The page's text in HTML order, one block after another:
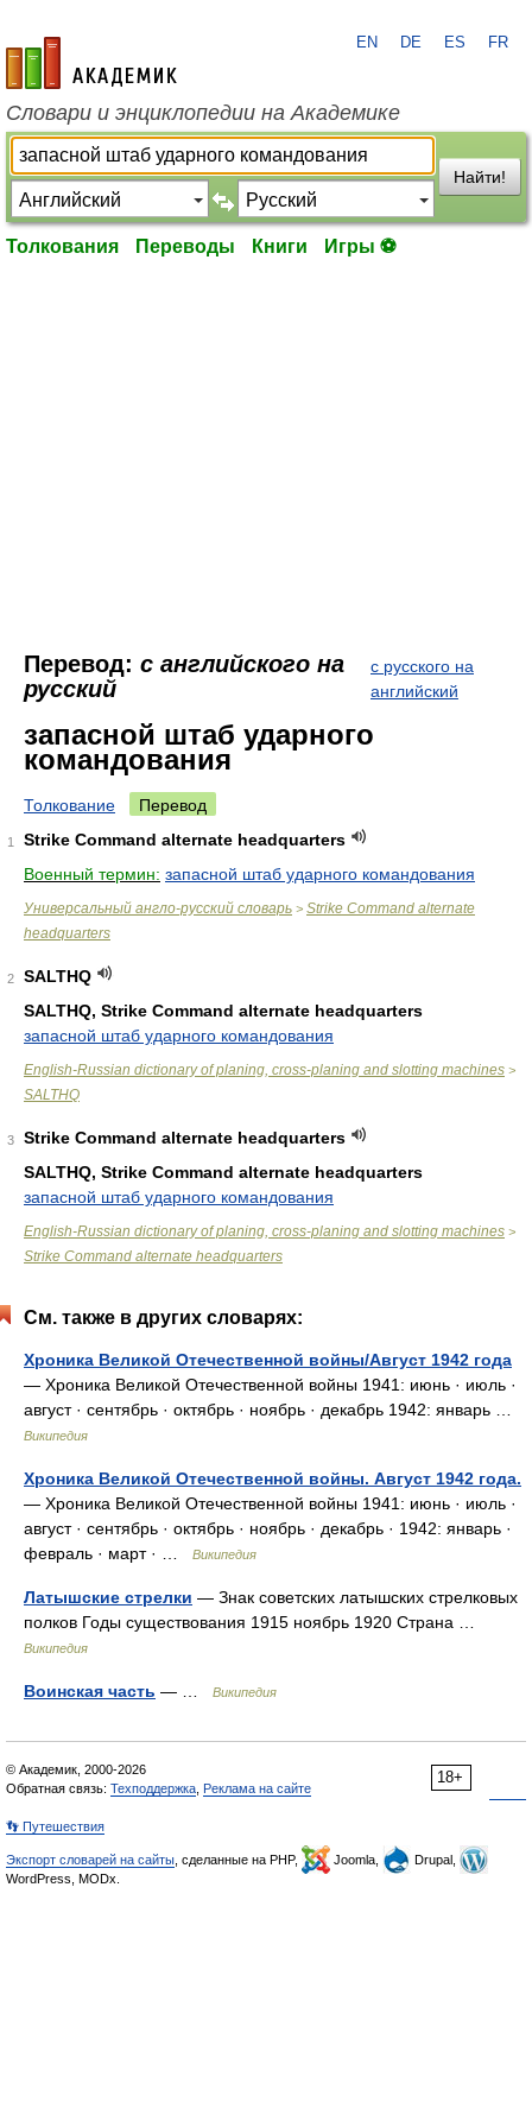
academic.ru
EN DE ES FR
Словари и энциклопедии на Академике
Найти!
Толкования Переводы Книги Игры ⚽
Перевод: с английского на
русский
с русского на
английский
запасной штаб ударного
командования
Толкование Перевод
1
Strike Command alternate headquarters
Военный термин: запасной штаб ударного командования
Универсальный англо-русский словарь > Strike Command alternate
headquarters
2
SALTHQ
SALTHQ, Strike Command alternate headquarters
запасной штаб ударного командования
English-Russian dictionary of planing, cross-planing and slotting machines >
SALTHQ
3
Strike Command alternate headquarters
SALTHQ, Strike Command alternate headquarters
запасной штаб ударного командования
English-Russian dictionary of planing, cross-planing and slotting machines >
Strike Command alternate headquarters
См. также в других словарях:
Хроника Великой Отечественной войны/Август 1942 года
— Хроника Великой Отечественной войны 1941: июнь · июль ·
август · сентябрь · октябрь · ноябрь · декабрь 1942: январь …
Википедия
Хроника Великой Отечественной войны. Август 1942 года.
— Хроника Великой Отечественной войны 1941: июнь · июль ·
август · сентябрь · октябрь · ноябрь · декабрь · 1942: январь ·
февраль · март · …
Википедия
Латышские стрелки — Знак советских латышских стрелковых
полков Годы существования 1915 ноябрь 1920 Страна …
Википедия
Воинская часть — … Википедия
18+
© Академик, 2000-2026
Обратная связь: Техподдержка Реклама на сайте
👣 Путешествия
Экспорт словарей на сайты , сделанные на PHP, Joomla,
Drupal,
WordPress, MODx.